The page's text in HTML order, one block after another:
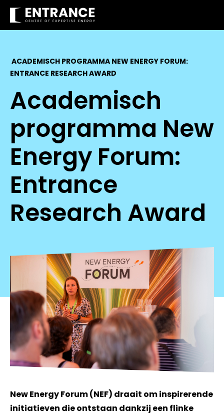
ACADEMISCH PROGRAMMA NEW ENERGY FORUM:
ENTRANCE RESEARCH AWARD
Academisch
programma New
Energy Forum:
Entrance
Research Award
New Energy Forum (NEF) draait om inspirerende
initiatieven die ontstaan dankzij een flinke